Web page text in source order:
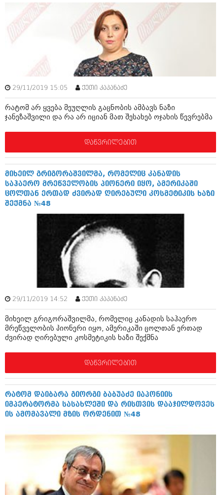
კრიმინალი
რომანი და დეტექტივი
დაიჯესტი
ქალი და მამაკაცი
ისტორია
სხვადასხვა
ანონსი
არქივი
აგვისტო 2018 (162)
ივლისი 2018 (223)
ივნისი 2018 (244)
მაისი 2018 (211)
აპრილი 2018 (194)
მარტი 2018 (256)
თებერვალი 2018 (208)
იანვარი 2018 (215)
დეკემბერი 2017 (243)
ნოემბერი 2017 (212)
სექტემბერი 2017 (261)
ივლისი 2017 (233)
ივნისი 2017 (265)
მაისი 2017 (216)
აპრილი 2017 (220)
მარტი 2017 (212)
თებერვალი 2017 (205)
დეკემბერი 2016 (207)
ნოემბერი 2016 (207)
ოქტომბერი 2016 (257)
ივლისი 2016 (211)
ივნისი 2016 (221)
მაისი 2016 (261)
აპრილი 2016 (215)
მარტი 2016 (200)
თებერვალი 2016 (250)
შოუბიზნესი
დაიჯესტი
სხვადასხვა
ანონსი
ნოემბერი 2020 (103)
სექტემბერი 2020 (204)
აგვისტო 2020 (249)
ივლისი 2020 (204)
ივნისი 2020 (249)
არქივის ზომის ნახვა
29/11/2019 15:05 ქეთი კაპანაძე
რატომ არ ყვება მეუღლის გაცნობის ამბავს ნაზი
ჯანეზაშვილი და რა არ იციან მათ შესახებ ოჯახის წევრებმა
დაწვრილებით
მიხეილ გრიგორაშვილმა, რომელიც კანადის
საჰაერო მრეწველობის პიონერი იყო, ამერიკაში
ცოლთან ერთად ძვირად ღირებული კოსმეტიკის ხაზი
შექმნა №48
29/11/2019 14:52 ქეთი კაპანაძე
მიხეილ გრიგორაშვილმა, რომელიც კანადის საჰაერო
მრეწველობის პიონერი იყო, ამერიკაში ცოლთან ერთად
ძვირად ღირებული კოსმეტიკის ხაზი შექმნა
დაწვრილებით
რატომ დაიბარა გიორგი ბაბუაძე იაპონიის
იმპერატორმა სასახლეში და რისთვის დააჯილდოვეს
ის ამომავალი მზის ორდენით №48